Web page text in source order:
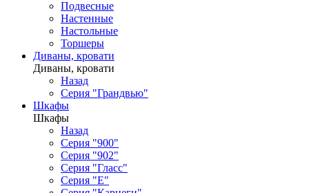
Подвесные
Настенные
Настольные
Торшеры
Диваны, кровати
Диваны, кровати
Назад
Серия "Грандвью"
Шкафы
Шкафы
Назад
Серия "900"
Серия "902"
Серия "Гласс"
Серия "Е"